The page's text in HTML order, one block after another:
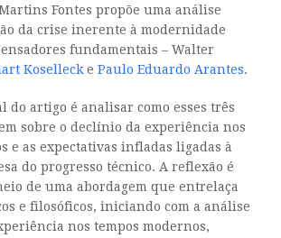
Fontes propõe uma análise
da crise inerente à modernidade
fundamentais – Walter
KoselleckePaulo Eduardo Arantes.
do artigo é analisar como esses três
sobre o declínio da experiência nos
e as expectativas infladas ligadas à
do progresso técnico. A reflexão é
de uma abordagem que entrelaça
e filosóficos, iniciando com a análise
nos tempos modernos,